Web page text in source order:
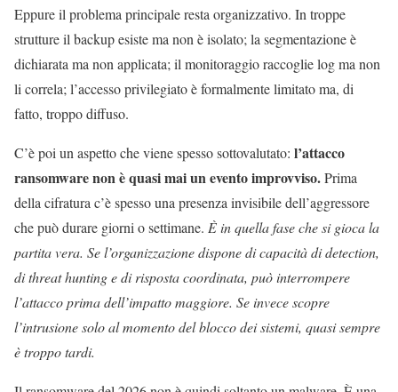
Eppureil problema principale resta organizzativo. In troppe
strutture il backup esiste ma non è isolato; la segmentazione è
dichiarata ma non applicata; il monitoraggio raccoglie log ma non
li correla; l’accesso privilegiato è formalmente limitato ma, di
fatto, troppo diffuso.
C’è poi un aspetto che viene spesso sottovalutato: l’attacco
ransomware non è quasi mai un evento improvviso.Prima
della cifratura c’è spesso una presenza invisibile dell’aggressore
che può durare giorni o settimane. È in quella fase che si gioca la
partita vera. Se l’organizzazione dispone di capacità di detection,
di threat hunting e di risposta coordinata, può interrompere
l’attacco prima dell’impatto maggiore. Se invece scopre
l’intrusione solo al momento del blocco dei sistemi, quasi sempre
è troppo tardi.